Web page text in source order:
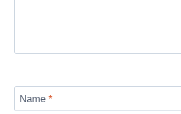
Name *